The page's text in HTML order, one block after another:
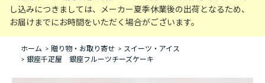
し込みにつきましては、メーカー夏季休業後の出荷となるため、
お届けまでにお時間をいただく場合がございます。
ホーム > 贈り物・お取り寄せ > スイーツ・アイス
> 銀座千疋屋 銀座フルーツチーズケーキ